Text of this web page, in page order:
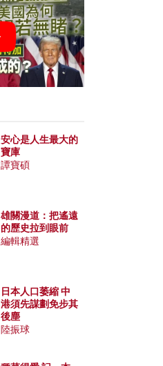
安心是人生最大的
寶庫
譚寶碩
雄關漫道：把遙遠
的歷史拉到眼前
編輯精選
日本人口萎縮 中
港須先謀劃免步其
後塵
陸振球